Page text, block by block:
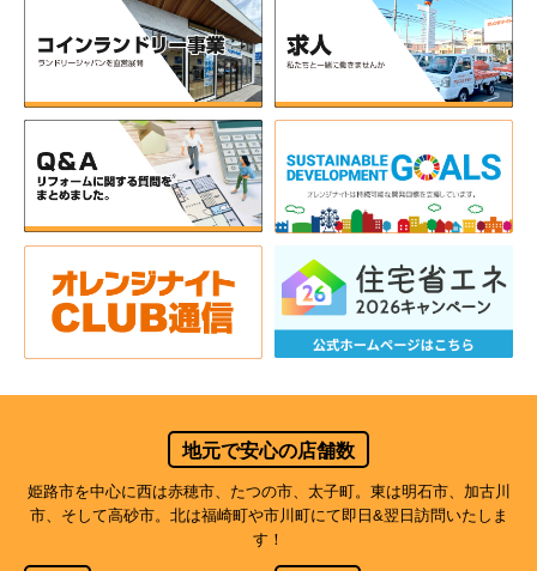
地元で安心の店舗数
姫路市を中心に西は赤穂市、たつの市、太子町。東は明石市、加古川
市、そして高砂市。北は福崎町や市川町にて即日&翌日訪問いたしま
す！